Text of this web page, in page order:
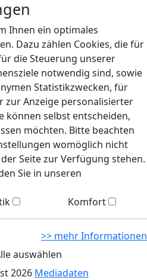
Ihnen ein optimales
Dazu zählen Cookies, die für
die Steuerung unserer
notwendig sind, sowie
Statistikzwecken, für
Anzeige personalisierter
können selbst entscheiden,
möchten. Bitte beachten
womöglich nicht
Seite zur Verfügung stehen.
Sie in unseren
Komfort
>> mehr Informationen
auswählen
2026 Mediadaten